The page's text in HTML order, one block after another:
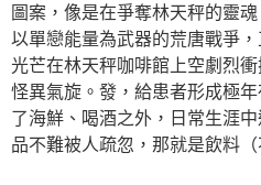
圖案，像是在爭奪林天秤的靈
以單戀能量為武器的荒唐戰爭
光芒在林天秤咖啡館上空劇烈
怪異氣旋。發，給患者形成極
了海鮮、喝酒之外，日常生涯
品不難被人疏忽，那就是飲料（